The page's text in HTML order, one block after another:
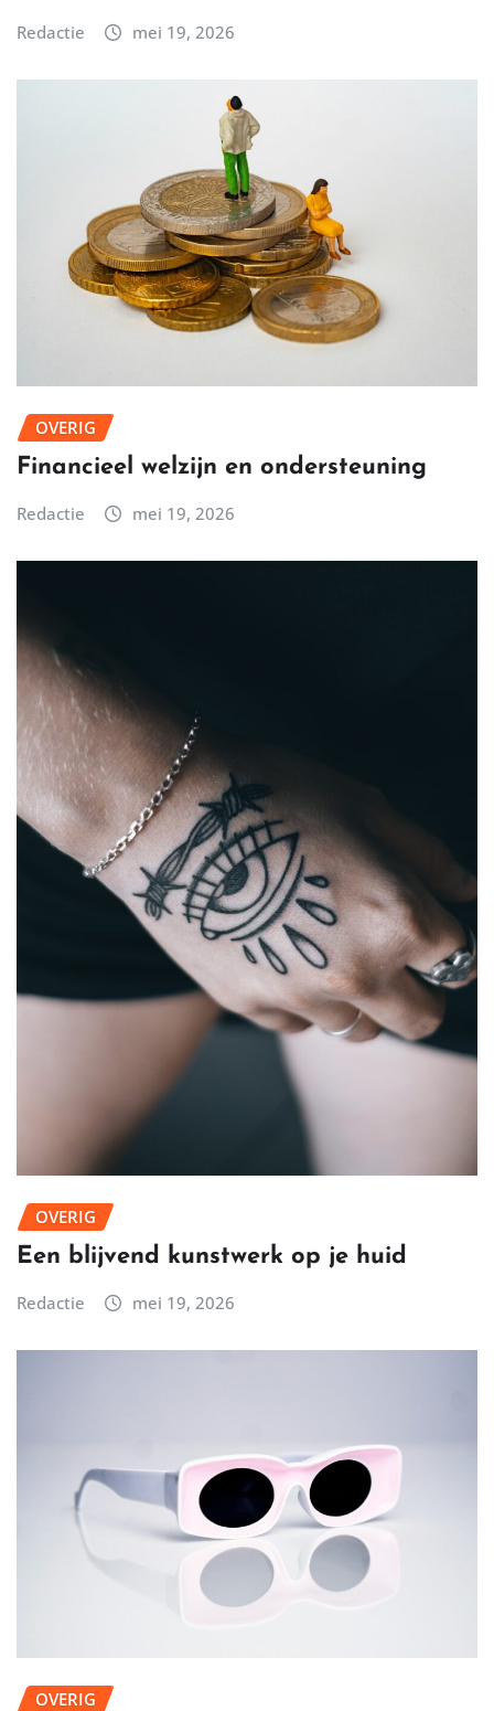
Redactie mei 19, 2026
OVERIG
Financieel welzijn en ondersteuning
Redactie mei 19, 2026
OVERIG
Een blijvend kunstwerk op je huid
Redactie mei 19, 2026
OVERIG